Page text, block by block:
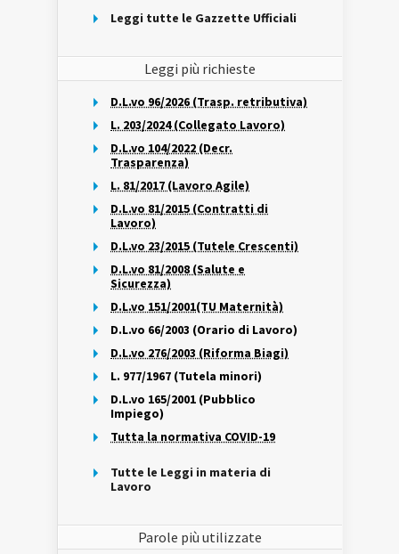
Leggi tutte le Gazzette Ufficiali
Leggi più richieste
D.L.vo 96/2026 (Trasp. retributiva)
L. 203/2024 (Collegato Lavoro)
D.L.vo 104/2022 (Decr.
Trasparenza)
L. 81/2017 (Lavoro Agile)
D.L.vo 81/2015 (Contratti di
Lavoro)
D.L.vo 23/2015 (Tutele Crescenti)
D.L.vo 81/2008 (Salute e
Sicurezza)
D.L.vo 151/2001(TU Maternità)
D.L.vo 66/2003 (Orario di Lavoro)
D.L.vo 276/2003 (Riforma Biagi)
L. 977/1967 (Tutela minori)
D.L.vo 165/2001 (Pubblico
Impiego)
Tutta la normativa COVID-19
Tutte le Leggi in materia di
Lavoro
Parole più utilizzate